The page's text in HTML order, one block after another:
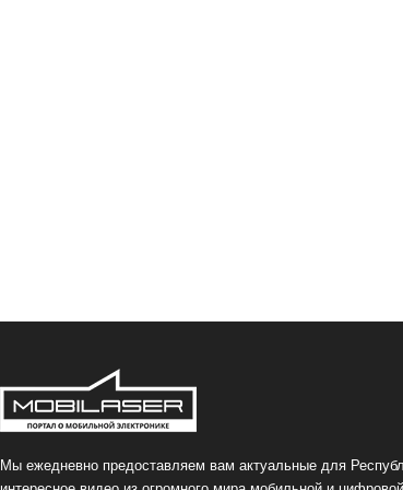
Мы ежедневно предоставляем вам актуальные для